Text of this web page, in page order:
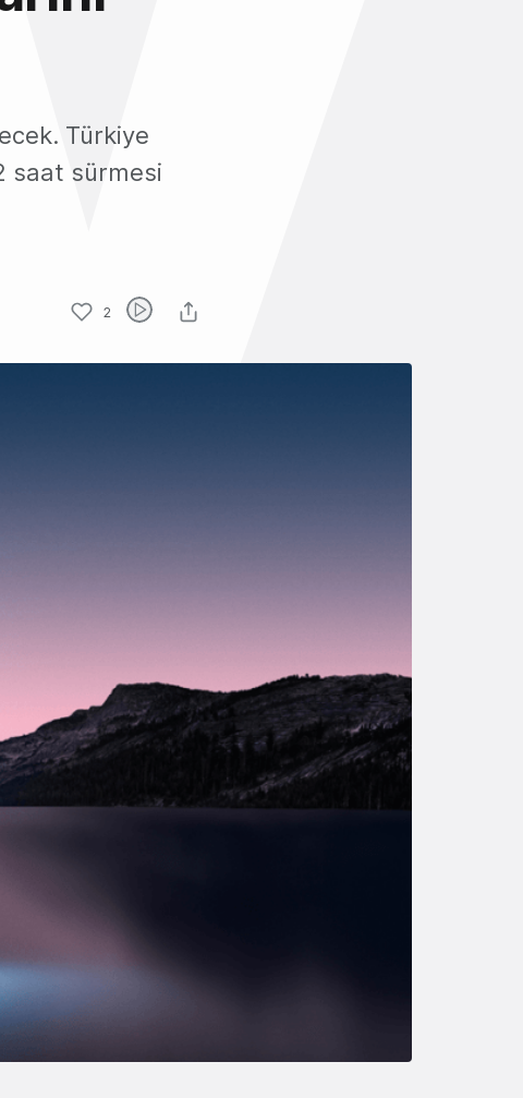
Türkiye
saat sürmesi
2